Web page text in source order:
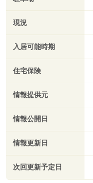
現況
入居可能時期
住宅保険
情報提供元
情報公開日
情報更新日
次回更新予定日